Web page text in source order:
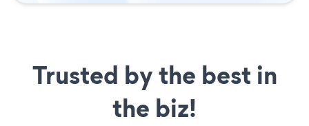
Trusted by the best in
the biz!